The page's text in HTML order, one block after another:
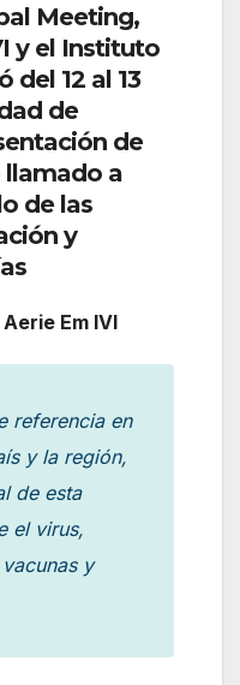
Meeting,
y el Instituto
del 12 al 13
de
de
llamado a
de las
y
Em IVI
referencia en
y la región,
de esta
el virus,
y